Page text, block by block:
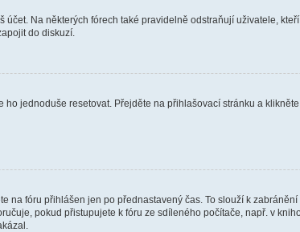
Na některých fórech také pravidelně odstraňují uživatele,
do diskuzí.
jednoduše resetovat. Přejděte na přihlašovací stránku a
na fóru přihlášen jen po přednastavený čas. To slouží k
pokud přistupujete k fóru ze sdíleného počítače, např. v